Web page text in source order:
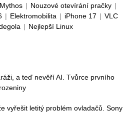
| Nouzové otevírání pračky |
| Elektromobilita | iPhone 17 | VLC
| Nejlepší Linux
a teď nevěří AI. Tvůrce prvního
vyřešit letitý problém ovladačů. Sony